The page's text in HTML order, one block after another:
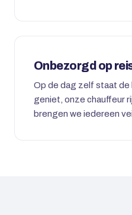
Onbezorgd op
Op de dag zelf staat de
geniet, onze chauffeur
brengen we iedereen